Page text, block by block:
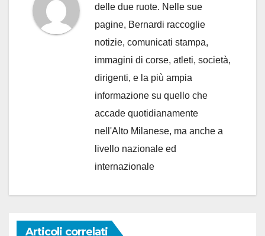
delle due ruote. Nelle sue
pagine, Bernardi raccoglie
notizie, comunicati stampa,
immagini di corse, atleti, società,
dirigenti, e la più ampia
informazione su quello che
accade quotidianamente
nell'Alto Milanese, ma anche a
livello nazionale ed
internazionale
Articoli correlati